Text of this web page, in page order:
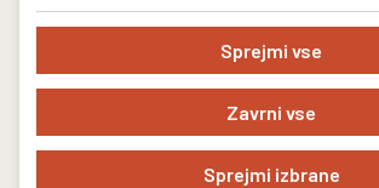
Sprejmi vse
Zavrni vse
Sprejmi izbrane